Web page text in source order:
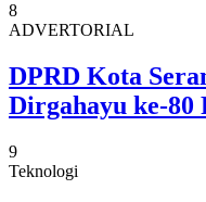
8
ADVERTORIAL
DPRD Kota
Dirgahayu ke-80
9
Teknologi